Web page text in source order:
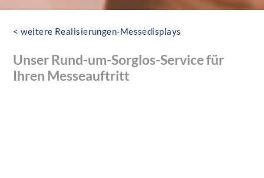
< weitere Realisierungen-Messedisplays
Unser Rund-um-Sorglos-Service für
Ihren Messeauftritt